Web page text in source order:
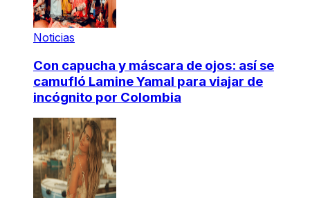
Noticias
Con capucha y máscara de ojos: así se
camufló Lamine Yamal para viajar de
incógnito por Colombia